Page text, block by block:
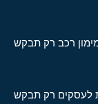
רכב רק תבקש
לעסקים רק תבקש